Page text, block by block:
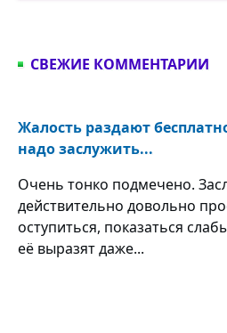
СВЕЖИЕ КОММЕНТАРИИ
Жалость раздают
надо заслужить...
Очень тонко подмечено.
действительно довольно
оступиться, показаться
её выразят даже...